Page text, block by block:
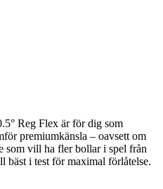
Reg Flex är för dig som
premiumkänsla – oavsett om
som vill ha fler bollar i spel från
bäst i test för maximal förlåtelse.